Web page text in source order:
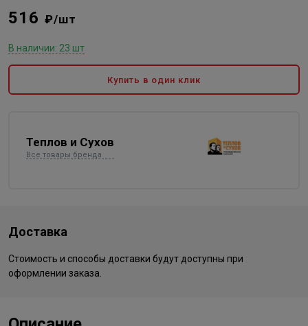
516 ₽/шт
В наличии: 23 шт
Купить в один клик
Теплов и Сухов
Все товары бренда
Доставка
Стоимость и способы доставки будут доступны при
оформлении заказа.